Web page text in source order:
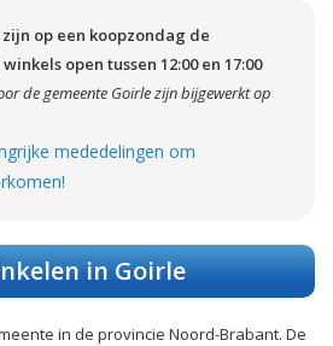
op een koopzondag de
open tussen 12:00 en 17:00
de gemeente Goirle zijn bijgewerkt op
mededelingen om
in Goirle
in de provincie Noord-Brabant. De